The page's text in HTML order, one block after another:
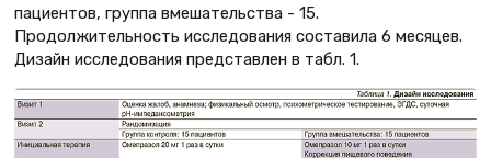
пациентов, группа вмешательства - 15.
Продолжительность исследования составила 6 месяцев.
Дизайн исследования представлен в табл. 1.